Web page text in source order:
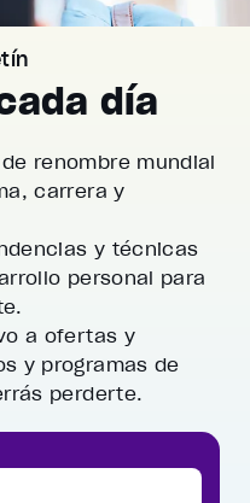
día
renombre mundial
carrera y
y técnicas
personal para
a ofertas y
y programas de
perderte.